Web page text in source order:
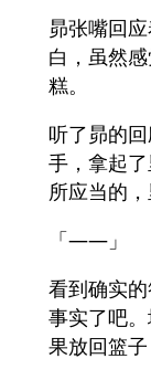
昴张嘴回
白，虽然
糕。
听了昴的
手，拿起
所应当的
「——」
看到确实
事实了吧
果放回篮子